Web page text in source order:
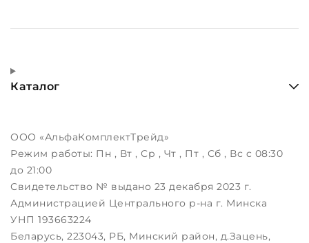
Каталог
ООО «АльфаКомплектТрейд»
Режим работы: Пн , Вт , Ср , Чт , Пт , Сб , Вс c 08:30
до 21:00
Свидетельство № выдано 23 декабря 2023 г.
Администрацией Центрального р-на г. Минска
УНП 193663224
Беларусь, 223043, РБ, Минский район, д.Зацень,